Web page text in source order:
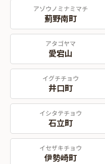
アゾウノミナミマチ
薊野南町
アタゴヤマ
愛宕山
イグチチョウ
井口町
イシタテチョウ
石立町
イセザキチョウ
伊勢崎町